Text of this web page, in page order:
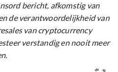
bericht, afkomstig van
de verantwoordelijkheid van
van cryptocurrency
verstandig en nooit meer